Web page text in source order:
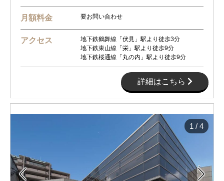
月額料金 要お問い合わせ
アクセス
地下鉄鶴舞線「伏見」駅より徒歩3分
地下鉄東山線「栄」駅より徒歩9分
地下鉄桜通線「丸の内」駅より徒歩9分
詳細はこちら
 
1 / 4